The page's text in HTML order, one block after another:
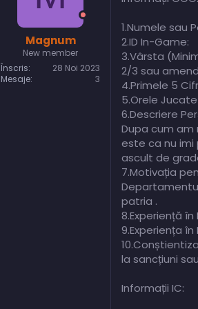
Magnum
New member
Înscris
28 Noi 2023
Mesaje
3
1.Numele sau
2.ID In-Game:
3.Vârsta
2/3 sau
4.Primele 5
5.Orele
6.Descriere
Dupa cum am
este ca nu
ascult de
7.Motivația
patria .
8.Experiență
9.Experiența în
la sancțiuni
Informații IC: